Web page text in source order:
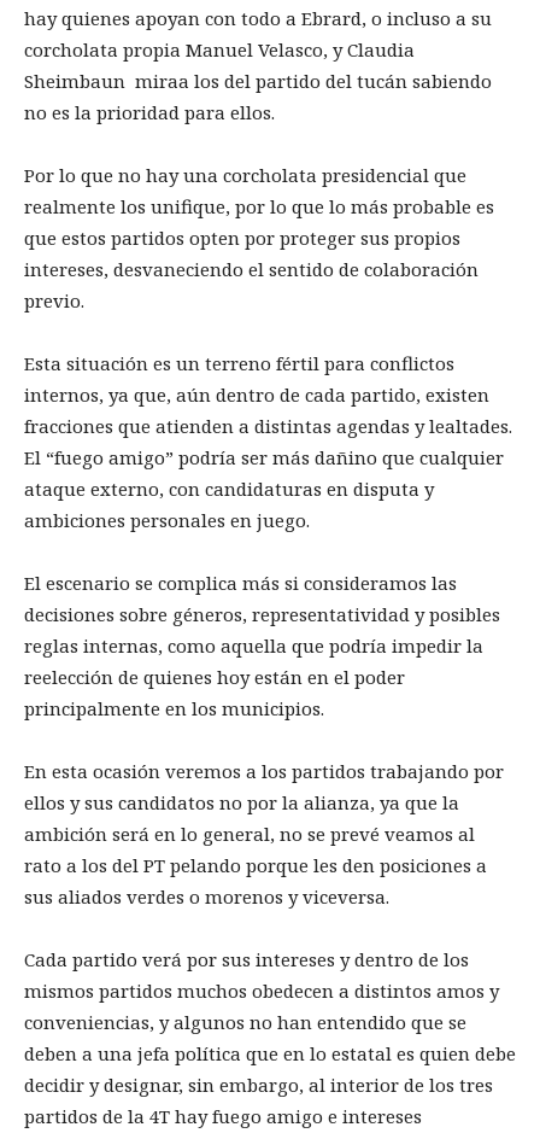
hay quienes apoyan con todo a Ebrard, o incluso a su
corcholata propia Manuel Velasco, y Claudia
Sheimbaun miraa los del partido del tucán sabiendo
no es la prioridad para ellos.
Por lo que no hay una corcholata presidencial que
realmente los unifique, por lo que lo más probable es
que estos partidos opten por proteger sus propios
intereses, desvaneciendo el sentido de colaboración
previo.
Esta situación es un terreno fértil para conflictos
internos, ya que, aún dentro de cada partido, existen
fracciones que atienden a distintas agendas y lealtades.
El “fuego amigo” podría ser más dañino que cualquier
ataque externo, con candidaturas en disputa y
ambiciones personales en juego.
El escenario se complica más si consideramos las
decisiones sobre géneros, representatividad y posibles
reglas internas, como aquella que podría impedir la
reelección de quienes hoy están en el poder
principalmente en los municipios.
En esta ocasión veremos a los partidos trabajando por
ellos y sus candidatos no por la alianza, ya que la
ambición será en lo general, no se prevé veamos al
rato a los del PT pelando porque les den posiciones a
sus aliados verdes o morenos y viceversa.
Cada partido verá por sus intereses y dentro de los
mismos partidos muchos obedecen a distintos amos y
conveniencias, y algunos no han entendido que se
deben a una jefa política que en lo estatal es quien debe
decidir y designar, sin embargo, al interior de los tres
partidos de la 4T hay fuego amigo e intereses